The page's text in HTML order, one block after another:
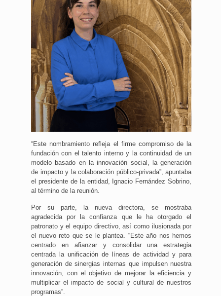
“Este nombramiento refleja el firme compromiso de la
fundación con el talento interno y la continuidad de un
modelo basado en la innovación social, la generación
de impacto y la colaboración público-privada”, apuntaba
el presidente de la entidad, Ignacio Fernández Sobrino,
al término de la reunión.
Por su parte, la nueva directora, se mostraba
agradecida por la confianza que le ha otorgado el
patronato y el equipo directivo, así como ilusionada por
el nuevo reto que se le plantea. “Este año nos hemos
centrado en afianzar y consolidar una estrategia
centrada la unificación de líneas de actividad y para
generación de sinergias internas que impulsen nuestra
innovación, con el objetivo de mejorar la eficiencia y
multiplicar el impacto de social y cultural de nuestros
programas”.